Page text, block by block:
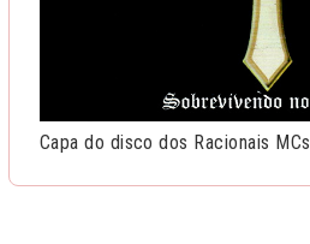
Capa do disco dos Racionais MCs